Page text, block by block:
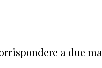
a due